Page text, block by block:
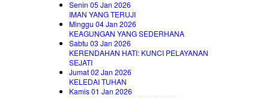
Senin 05 Jan 2026
IMAN YANG TERUJI
Minggu 04 Jan 2026
KEAGUNGAN YANG SEDERHANA
Sabtu 03 Jan 2026
KERENDAHAN HATI: KUNCI PELAYANAN
SEJATI
Jumat 02 Jan 2026
KELEDAI TUHAN
Kamis 01 Jan 2026